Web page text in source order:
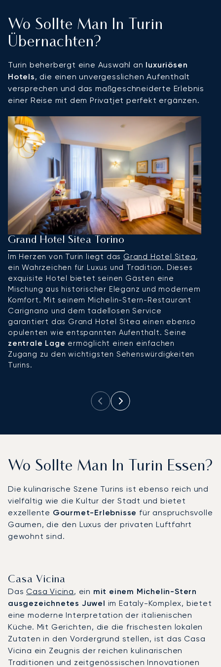
Wo Sollte Man In Turin
Übernachten?
Turin beherbergt eine Auswahl an luxuriösen
Hotels, die einen unvergesslichen Aufenthalt
versprechen und das maßgeschneiderte Erlebnis
einer Reise mit dem Privatjet perfekt ergänzen.
Grand Hotel Sitea Torino
Im Herzen von Turin liegt das Grand Hotel Sitea,
ein Wahrzeichen für Luxus und Tradition. Dieses
exquisite Hotel bietet seinen Gästen eine
Mischung aus historischer Eleganz und modernem
Komfort. Mit seinem Michelin-Stern-Restaurant
Carignano und dem tadellosen Service
garantiert das Grand Hotel Sitea einen ebenso
opulenten wie entspannten Aufenthalt. Seine
zentrale Lage ermöglicht einen einfachen
Zugang zu den wichtigsten Sehenswürdigkeiten
Turins.
Wo Sollte Man In Turin Essen?
Die kulinarische Szene Turins ist ebenso reich und
vielfältig wie die Kultur der Stadt und bietet
exzellente Gourmet-Erlebnisse für anspruchsvolle
Gaumen, die den Luxus der privaten Luftfahrt
gewohnt sind.
Casa Vicina
DasCasa Vicina, ein mit einem Michelin-Stern
ausgezeichnetes Juwel im Eataly-Komplex, bietet
eine moderne Interpretation der italienischen
Küche. Mit Gerichten, die die frischesten lokalen
Zutaten in den Vordergrund stellen, ist das Casa
Vicina ein Zeugnis der reichen kulinarischen
Traditionen und zeitgenössischen Innovationen